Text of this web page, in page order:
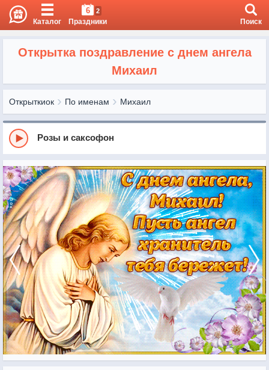
Каталог
6 2
Праздники Поиск
Открытка поздравление с днем ангела
Михаил
Открыткиок По именам Михаил
Розы и саксофон